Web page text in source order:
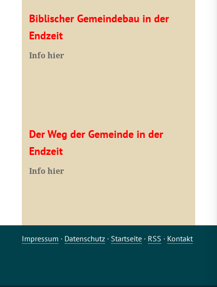
Biblischer Gemeindebau in der
Endzeit
Info hier
Der Weg der Gemeinde in der
Endzeit
Info hier
Impressum · Datenschutz· Startseite· RSS · Kontakt